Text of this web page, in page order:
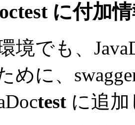
testに付加情
境でも、
めに、
test に追